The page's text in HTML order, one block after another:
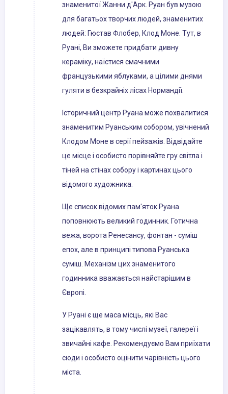
знаменитої Жанни д'Арк. Руан був музою
для багатьох творчих людей, знаменитих
людей: Гюстав Флобер, Клод Моне. Тут, в
Руані, Ви зможете придбати дивну
кераміку, наїстися смачними
французькими яблуками, а цілими днями
гуляти в безкрайніх лісах Нормандії.
Історичний центр Руана може похвалитися
знаменитим Руанським собором, увічнений
Клодом Моне в серії пейзажів. Відвідайте
це місце і особисто порівняйте гру світла і
тіней на стінах собору і картинах цього
відомого художника.
Ще список відомих пам'яток Руана
поповнюють великий годинник. Готична
вежа, ворота Ренесансу, фонтан - суміш
епох, але в принципі типова Руанська
суміш. Механізм цих знаменитого
годинника вважається найстарішим в
Європі.
У Руані є ще маса місць, які Вас
зацікавлять, в тому числі музеї, галереї і
звичайні кафе. Рекомендуємо Вам приїхати
сюди і особисто оцінити чарівність цього
міста.